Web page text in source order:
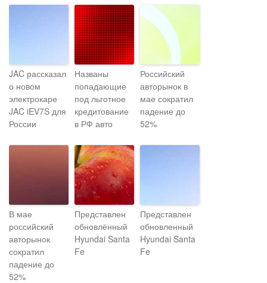
JAC рассказал
о новом
электрокаре
JAC iEV7S для
России
Названы
попадающие
под льготное
кредитование
в РФ авто
Российский
авторынок в
мае сократил
падение до
52%
В мае
российский
авторынок
сократил
падение до
52%
Представлен
обновлённый
Hyundai Santa
Fe
Представлен
обновленный
Hyundai Santa
Fe